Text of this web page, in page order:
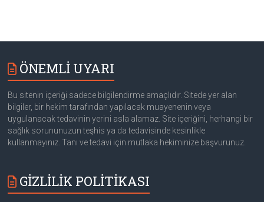
ÖNEMLİ UYARI
Bu sitenin içeriği sadece bilgilendirme amaçlıdır. Sitede yer alan
bilgiler, bir hekim tarafından yapılacak muayenenin veya
uygulanacak tedavinin yerini asla alamaz. Site içeriğini, herhangi bir
sağlık sorununuzun teşhis ya da tedavisinde kesinlikle
kullanmayınız. Tanı ve tedavi için mutlaka hekiminize başvurunuz.
GİZLİLİK POLİTİKASI